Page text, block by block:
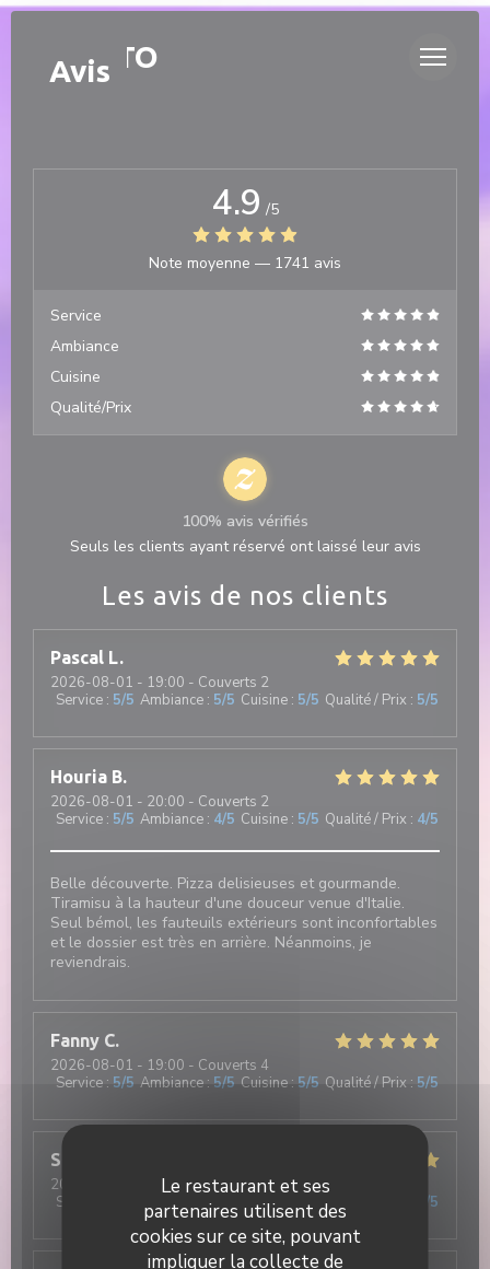
Personnalisation de vos choix en matière de cookies
Le restaurant et ses
partenaires utilisent des
cookies sur ce site, pouvant
impliquer la collecte de
DUETTO
Avis
Les avis de nos clients
Pascal L
2026-08-01 - 19:00 - Couverts 2
Service : 5/5 Ambiance : 5/5 Cuisine : 5/5 Qualité / Prix : 5/5
Houria B
2026-08-01 - 20:00 - Couverts 2
Service : 5/5 Ambiance : 4/5 Cuisine : 5/5 Qualité / Prix : 4/5
Belle découverte. Pizza delisieuses et gourmande.
Tiramisu à la hauteur d'une douceur venue d'Italie.
Seul bémol, les fauteuils extérieurs sont inconfortables
et le dossier est très en arrière. Néanmoins, je
reviendrais.
Fanny C
2026-08-01 - 19:00 - Couverts 4
Service : 5/5 Ambiance: 5/5 Cuisine: 5/5 Qualité / Prix : 5/5
Stéphanie
2026-07-31
- 19:30 - Couverts 4
Service
Ambiance : 5 Cuisine /5 Qualité / Prix /5
4.9 /5
Note moyenne — 1741 avis
Service
Ambiance
Cuisine
Qualité/Prix
100% avis vérifiés
Seuls les clients ayant réservé ont laissé leur avis